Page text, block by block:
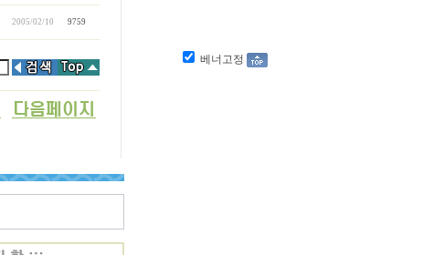
2005/02/10 9759
베너고정